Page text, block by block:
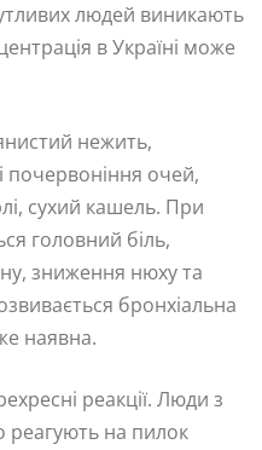
людей виникають
в Україні може
нежить,
почервоніння очей,
сухий кашель. При
головний біль,
зниження нюху та
бронхіальна
наявна.
реакції. Люди з
реагують на пилок